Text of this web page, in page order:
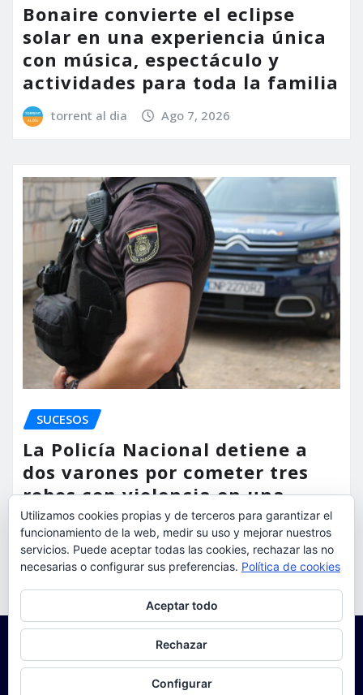
Bonaire convierte el eclipse
solar en una experiencia única
con música, espectáculo y
actividades para toda la familia
torrent al dia Ago 7, 2026
SUCESOS
La Policía Nacional detiene a
dos varones por cometer tres
robos con violencia en una
misma mañana
torrent al dia Ago 7, 2026
Utilizamos cookies propias y de terceros para garantizar el
funcionamiento de la web, medir su uso y mejorar nuestros
servicios. Puede aceptar todas las cookies, rechazar las no
necesarias o configurar sus preferencias. Política de cookies
Aceptar todo
Rechazar
Configurar
Para obtener más información, incluido cómo gestionar las cookies,